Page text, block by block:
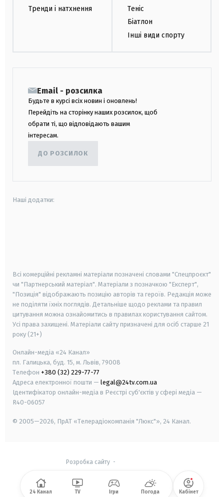
Тренди і натхнення
Теніс
Біатлон
Інші види спорту
Email - розсилка
Будьте в курсі всіх новин і оновлень!
Перейдіть на сторінку наших розсилок, щоб
обрати ті, що відповідають вашим
інтересам.
ДО РОЗСИЛОК
Наші додатки:
Всі комерційні рекламні матеріали позначені словами "Спецпроєкт"
чи "Партнерський матеріал". Матеріали з позначкою "Експерт",
"Позиція" відображають позицію авторів та героїв. Редакція може
не поділяти їхніх поглядів. Детальніше щодо реклами та правил
цитування можна ознайомитись в правилах користування сайтом.
Усі права захищені. Матеріали сайту призначені для осіб старше 21
року (21+)
Онлайн-медіа «24 Канал»
пл. Галицька, буд. 15, м. Львів, 79008
Телефон +380 (32) 229-77-77
Адреса електронної пошти — legal@24tv.com.ua
Ідентифікатор онлайн-медіа в Реєстрі суб'єктів у сфері медіа —
R40-06057
© 2005—2026, ПрАТ «Телерадіокомпанія "Люкс"», 24 Канал.
Розробка сайту-
24 Канал TV Ігри Погода Кабінет